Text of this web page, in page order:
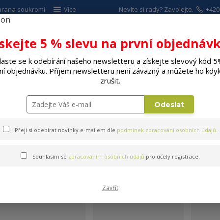
soukromí Více
Hledat
Nevíte si rady? Zavolejte.
SPOTŘEBIČE ELEKTRO DÍLNA A
Elektrické grily
5 % slevu na první
se k odebírání našeho newsletteru a získejte slevový kód
objednávku. Příjem newsletteru není závazný a můžete ho
zrušit.
Odeslat
Přeji si odebírat novinky e-mailem dle podmínek zpracování osobních údajů.
Souhlasím se zpracováním osobních údajů pro účely registrace.
Zavřít